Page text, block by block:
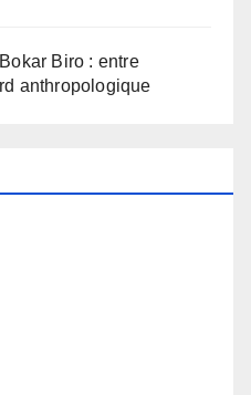
Biro : entre
anthropologique